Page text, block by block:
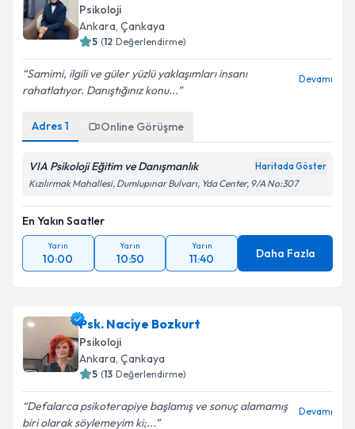
Psikoloji
Ankara, Çankaya
5 (12 Değerlendirme)
Samimi, ilgili ve güler yüzlü yaklaşımları insanı
rahatlatıyor. Danıştığınız konu...
Devamı
Adres 1 Online Görüşme
VIA Psikoloji Eğitim ve Danışmanlık Haritada Göster
Kızılırmak Mahallesi, Dumlupınar Bulvarı, Yda Center, 9/A No:307
En Yakın Saatler
Yarın
10:00
Yarın
10:50
Yarın
11:40 Daha Fazla
Psk. Naciye Bozkurt
Psikoloji
Ankara, Çankaya
5 (13 Değerlendirme)
Defalarca psikoterapiye başlamış ve sonuç alamamış
biri olarak söylemeyim ki;...
Devamı